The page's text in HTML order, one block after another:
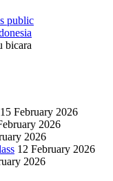
bicara
15 February 2026
2026
2026
12 February 2026
2026